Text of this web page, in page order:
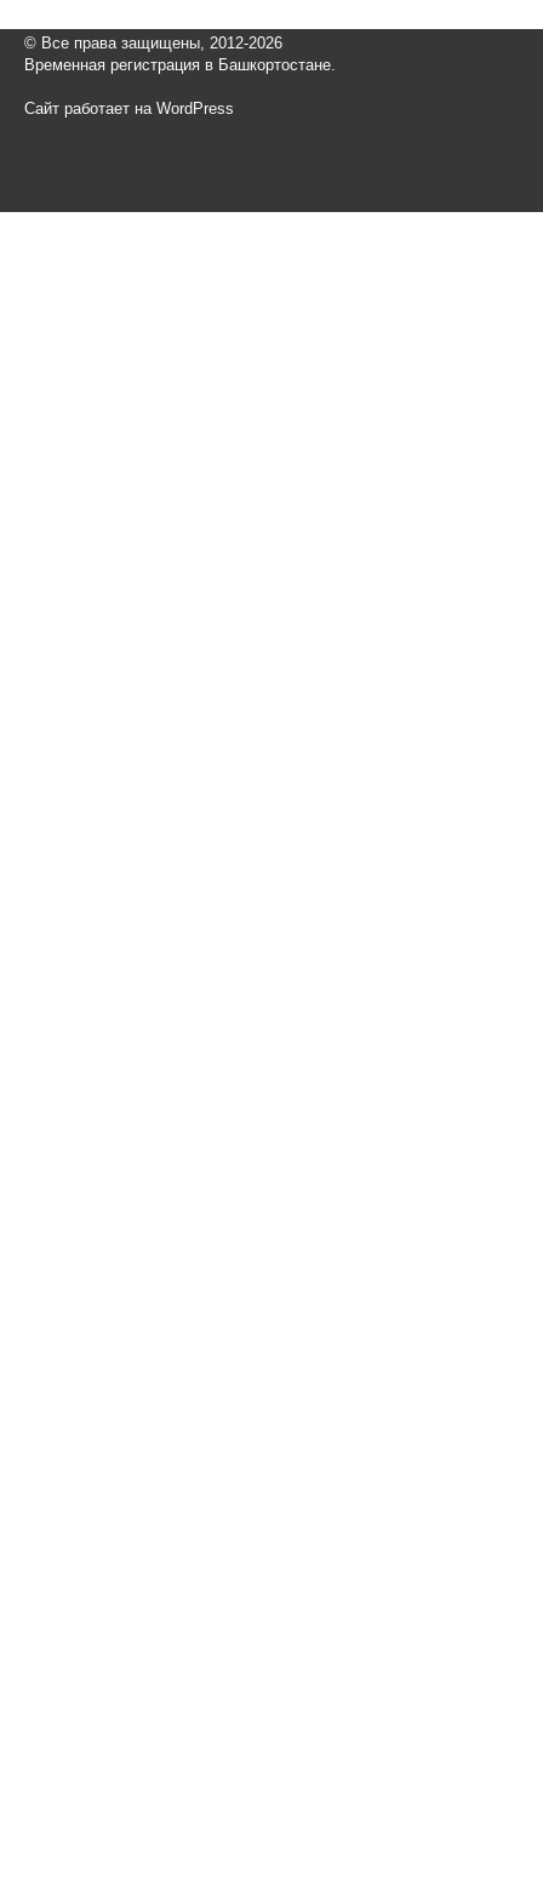
© Все права защищены, 2012-2026
Временная регистрация в Башкортостане.
Сайт работает на WordPress